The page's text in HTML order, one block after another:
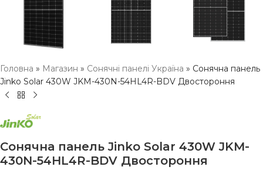
Головна » Магазин » Сонячні панелі Україна » Сонячна панель
Jinko Solar 430W JKM-430N-54HL4R-BDV Двостороння
Сонячна панель Jinko Solar 430W JKM-
430N-54HL4R-BDV Двостороння